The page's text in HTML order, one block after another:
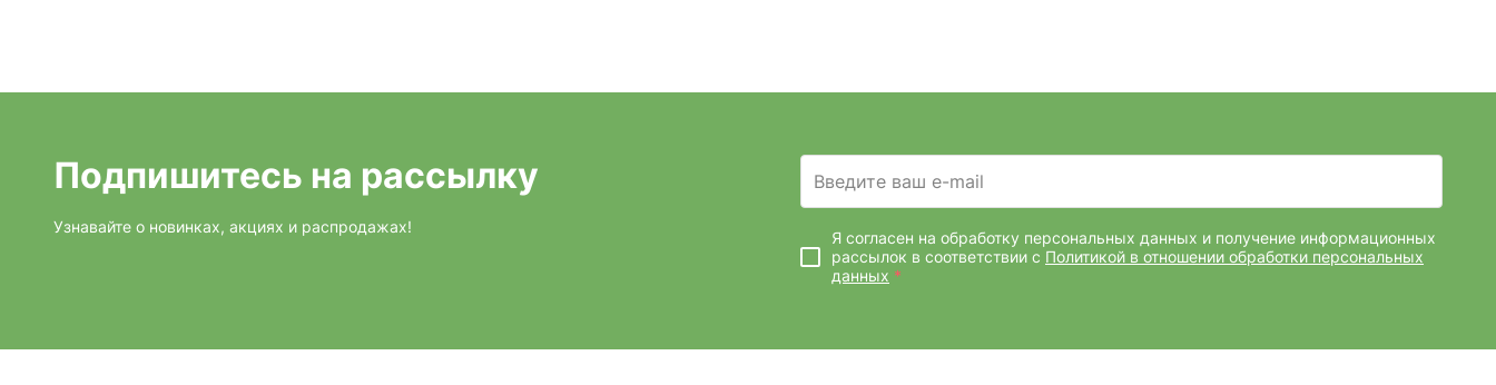
Подпишитесь на рассылку
Узнавайте о новинках, акциях и распродажах!
Введите ваш e-mail
Я согласен на обработку персональных данных и получение информационных
рассылок в соответствии с Политикой в отношении обработки персональных
данных *